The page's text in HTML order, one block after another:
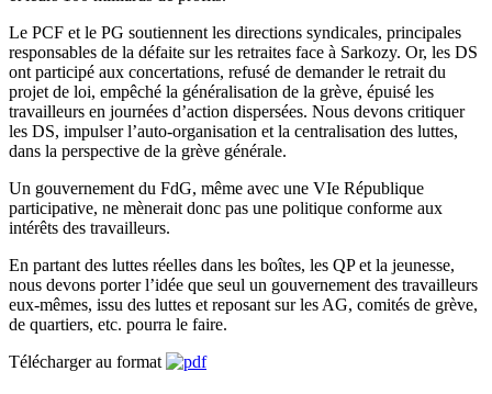
Le PCF et le PG soutiennent les directions syndicales, principales
responsables de la défaite sur les retraites face à Sarkozy. Or, les DS
ont participé aux concertations, refusé de demander le retrait du
projet de loi, empêché la généralisation de la grève, épuisé les
travailleurs en journées d’action dispersées. Nous devons critiquer
les DS, impulser l’auto-organisation et la centralisation des luttes,
dans la perspective de la grève générale.
Un gouvernement du FdG, même avec une VIe République
participative, ne mènerait donc pas une politique conforme aux
intérêts des travailleurs.
En partant des luttes réelles dans les boîtes, les QP et la jeunesse,
nous devons porter l’idée que seul un gouvernement des travailleurs
eux-mêmes, issu des luttes et reposant sur les AG, comités de grève,
de quartiers, etc. pourra le faire.
Télécharger au format